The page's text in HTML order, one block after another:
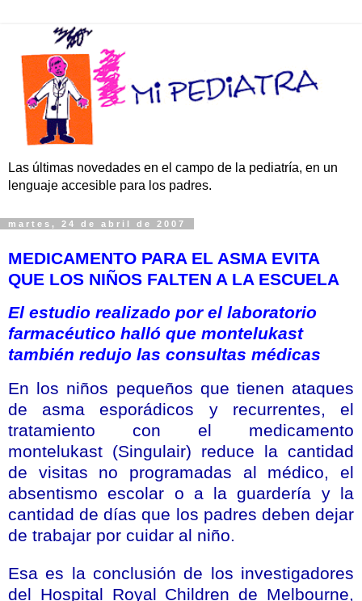
Las últimas novedades en el campo de la pediatría, en un
lenguaje accesible para los padres.
martes, 24 de abril de 2007
MEDICAMENTO PARA EL ASMA EVITA
QUE LOS NIÑOS FALTEN A LA ESCUELA
El estudio realizado por el laboratorio
farmacéutico halló que montelukast
también redujo las consultas médicas
En los niños pequeños que tienen ataques
de asma esporádicos y recurrentes, el
tratamiento con el medicamento
montelukast (Singulair) reduce la cantidad
de visitas no programadas al médico, el
absentismo escolar o a la guardería y la
cantidad de días que los padres deben dejar
de trabajar por cuidar al niño.
Esa es la conclusión de los investigadores
del Hospital Royal Children de Melbourne,